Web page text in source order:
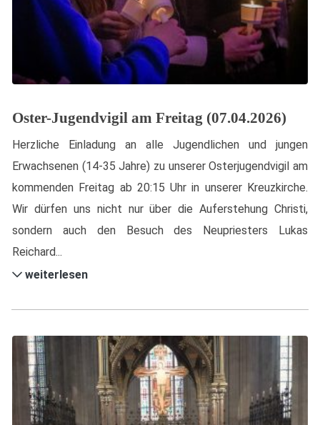
Oster-Jugendvigil am Freitag (07.04.2026)
Herzliche Einladung an alle Jugendlichen und jungen
Erwachsenen (14-35 Jahre) zu unserer Osterjugendvigil am
kommenden Freitag ab 20:15 Uhr in unserer Kreuzkirche.
Wir dürfen uns nicht nur über die Auferstehung Christi,
sondern auch den Besuch des Neupriesters Lukas
Reichard...
weiterlesen